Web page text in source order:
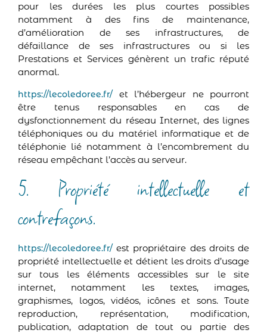
pour les durées les plus courtes possibles
notamment à des fins de maintenance,
d’amélioration de ses infrastructures, de
défaillance de ses infrastructures ou si les
Prestations et Services génèrent un trafic réputé
anormal.
https://lecoledoree.fr/et l’hébergeur ne pourront
être tenus responsables en cas de
dysfonctionnement du réseau Internet, des lignes
téléphoniques ou du matériel informatique et de
téléphonie lié notamment à l’encombrement du
réseau empêchant l’accès au serveur.
5. Propriété intellectuelle et
contrefaçons.
https://lecoledoree.fr/est propriétaire des droits de
propriété intellectuelle et détient les droits d’usage
sur tous les éléments accessibles sur le site
internet, notamment les textes, images,
graphismes, logos, vidéos, icônes et sons. Toute
reproduction, représentation, modification,
publication, adaptation de tout ou partie des